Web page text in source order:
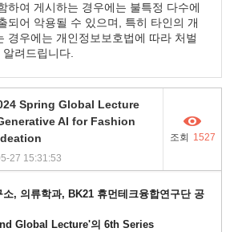
하여 게시하는 경우에는 불특정 다수에
되어 악용될 수 있으며, 특히 타인의 개
경우에는 개인정보보호법에 따라 처벌
려드립니다.
Spring Global Lecture
AI for Fashion
조회
1527
27 15:31:53
, 의류학과, BK21 휴먼테크융합연구단 공
Global Lecture'의 6th Series